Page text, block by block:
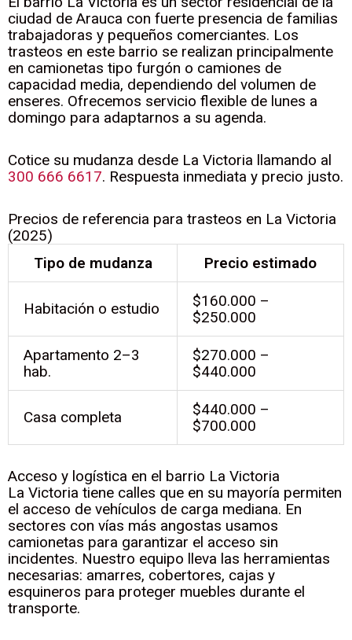
ciudad de Arauca con fuerte presencia de familias
trabajadoras y pequeños comerciantes. Los
trasteos en este barrio se realizan principalmente
en camionetas tipo furgón o camiones de
capacidad media, dependiendo del volumen de
enseres. Ofrecemos servicio flexible de lunes a
domingo para adaptarnos a su agenda.
Cotice su mudanza desde La Victoria llamando al
300 666 6617. Respuesta inmediata y precio justo.
Precios de referencia para trasteos en La Victoria
(2025)
Tipo de mudanza
Precio estimado
Habitación o estudio
$160.000 –
$250.000
Apartamento 2–3
hab.
$270.000 –
$440.000
Casa completa
$440.000 –
$700.000
Acceso y logística en el barrio La Victoria
La Victoria tiene calles que en su mayoría permiten
el acceso de vehículos de carga mediana. En
sectores con vías más angostas usamos
camionetas para garantizar el acceso sin
incidentes. Nuestro equipo lleva las herramientas
necesarias: amarres, cobertores, cajas y
esquineros para proteger muebles durante el
transporte.